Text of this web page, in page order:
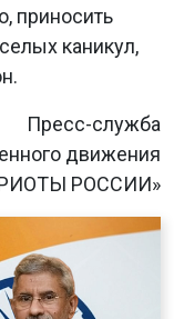
приносить
каникул,
Пресс-служба
движения
РОССИИ»